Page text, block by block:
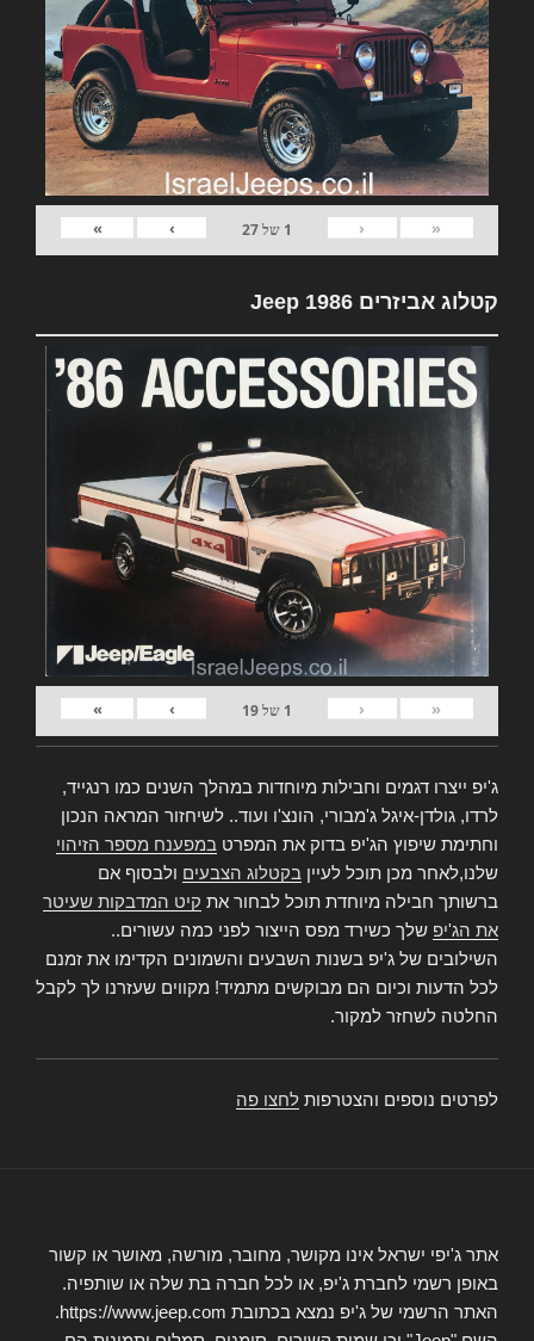
«
‹
1 של27
›
»
קטלוג אביזרים Jeep 1986
«
‹
1 של19
›
»
ג'יפ ייצרו דגמים וחבילות מיוחדות במהלך השנים כמו רנגייד,
לרדו, גולדן-איגל ג'מבורי, הונצ'ו ועוד.. לשיחזור המראה הנכון
וחתימת שיפוץ הג'יפ בדוק את המפרט במפענח מספר הזיהוי
שלנו,לאחר מכן תוכל לעיין בקטלוג הצבעים ולבסוף אם
ברשותך חבילה מיוחדת תוכל לבחור את קיט המדבקות שעיטר
את הג'יפ שלך כשירד מפס הייצור לפני כמה עשורים..
השילובים של ג'יפ בשנות השבעים והשמונים הקדימו את זמנם
לכל הדעות וכיום הם מבוקשים מתמיד! מקווים שעזרנו לך לקבל
החלטה לשחזר למקור.
לפרטים נוספים והצטרפות לחצו פה
אתר ג'יפי ישראל אינו מקושר, מחובר, מורשה, מאושר או קשור
באופן רשמי לחברת ג'יפ, או לכל חברה בת שלה או שותפיה.
האתר הרשמי של ג'יפ נמצא בכתובת https://www.jeep.com.